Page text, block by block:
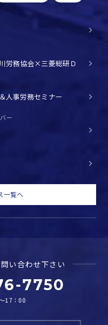
労務協会×三菱総研Ｄ
事労務セミナー
ー
一覧へ
問い合わせ下さい
7750
17：00